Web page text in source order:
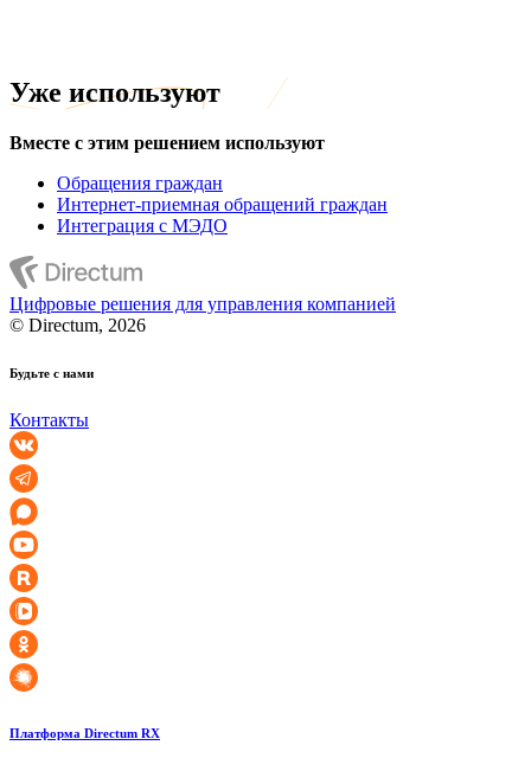
Уже используют
Вместе с этим решением используют
Обращения граждан
Интернет-приемная обращений граждан
Интеграция с МЭДО
Цифровые решения для управления компанией
© Directum, 2026
Будьте с нами
Контакты
Платформа Directum RX